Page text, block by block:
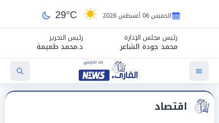
الخميس 06 أغسطس 2026 29°C
رئيس مجلس الإدارة
محمد جودة الشاعر
رئيس التحرير
د.محمد طعيمة
اقتصاد